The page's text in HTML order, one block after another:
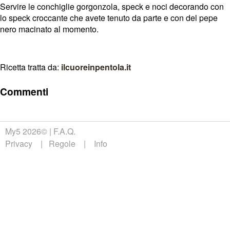
Servire le conchiglie gorgonzola, speck e noci decorando con
lo speck croccante che avete tenuto da parte e con del pepe
nero macinato al momento.
Ricetta tratta da: ilcuoreinpentola.it
Commenti
My5 2026© F.A.Q.
Privacy
Regole Info